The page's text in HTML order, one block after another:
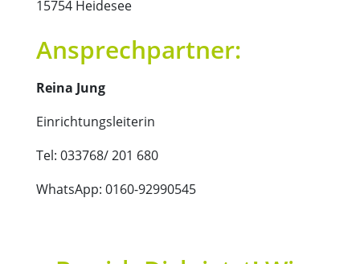
15754 Heidesee
Ansprechpartner:
Reina Jung
Einrichtungsleiterin
Tel: 033768/ 201 680
WhatsApp: 0160-92990545